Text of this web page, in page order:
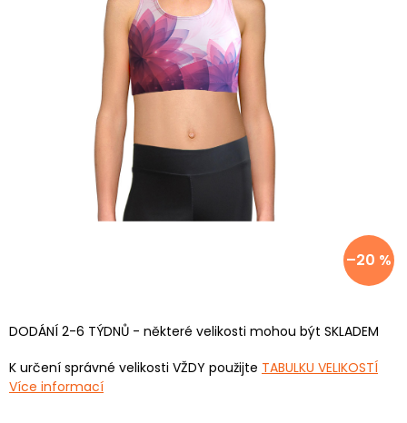
–20 %
DODÁNÍ 2-6 TÝDNŮ - některé velikosti mohou být SKLADEM
K určení správné velikosti VŽDY použijte TABULKU VELIKOSTÍ
Více informací